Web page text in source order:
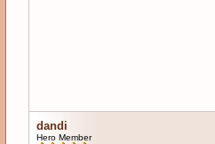
dandi
Hero Member